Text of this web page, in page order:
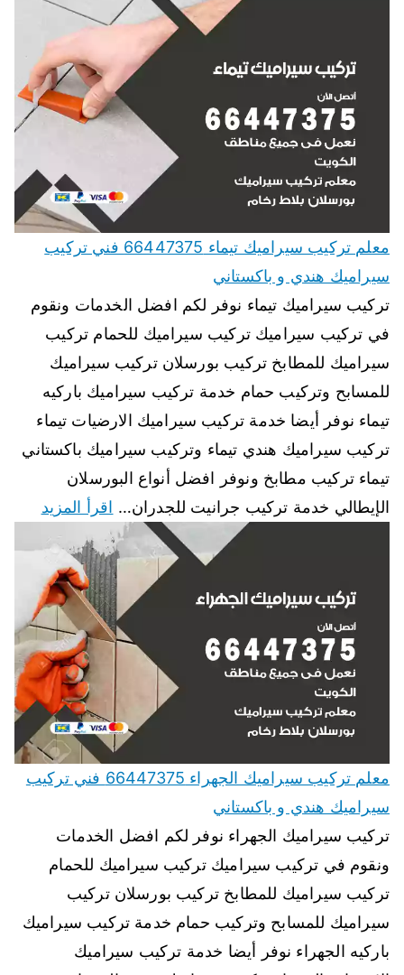
معلم تركيب سيراميك تيماء 66447375 فني تركيب
سيراميك هندي و باكستاني
تركيب سيراميك تيماء نوفر لكم افضل الخدمات ونقوم
في تركيب سيراميك تركيب سيراميك للحمام تركيب
سيراميك للمطابخ تركيب بورسلان تركيب سيراميك
للمسابح وتركيب حمام خدمة تركيب سيراميك باركيه
تيماء نوفر أيضا خدمة تركيب سيراميك الارضيات تيماء
تركيب سيراميك هندي تيماء وتركيب سيراميك باكستاني
تيماء تركيب مطابخ ونوفر افضل أنواع البورسلان
الإيطالي خدمة تركيب جرانيت للجدران… اقرأ المزيد
معلم تركيب سيراميك الجهراء 66447375 فني تركيب
سيراميك هندي و باكستاني
تركيب سيراميك الجهراء نوفر لكم افضل الخدمات
ونقوم في تركيب سيراميك تركيب سيراميك للحمام
تركيب سيراميك للمطابخ تركيب بورسلان تركيب
سيراميك للمسابح وتركيب حمام خدمة تركيب سيراميك
باركيه الجهراء نوفر أيضا خدمة تركيب سيراميك